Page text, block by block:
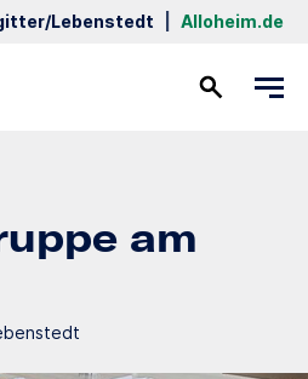
Lebenstedt Alloheim.de
am